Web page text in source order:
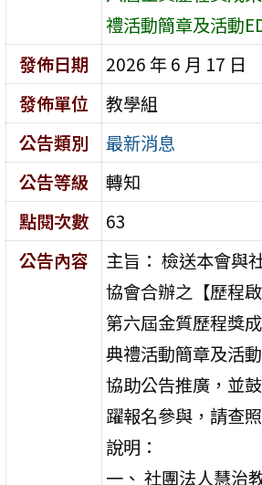
禮活動簡章及活動
發佈日期
2026 年 6 月 17 日
發佈單位
教學組
公告類別
最新消息
公告等級
轉知
點閱次數
63
公告內容
主旨： 檢送本會與
協會合辦之【歷程
第六屆金質歷程獎
典禮活動簡章及活
協助公告推廣，並
躍報名參與，請查照
說明：
一、 社團法人慧治